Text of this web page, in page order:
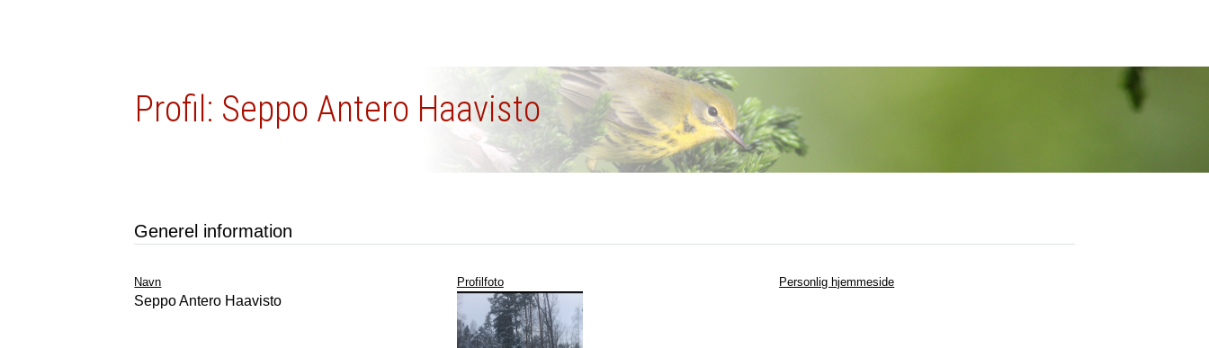
Profil: Seppo Antero Haavisto
Generel information
Navn
Seppo Antero Haavisto
Profilfoto Personlig hjemmeside